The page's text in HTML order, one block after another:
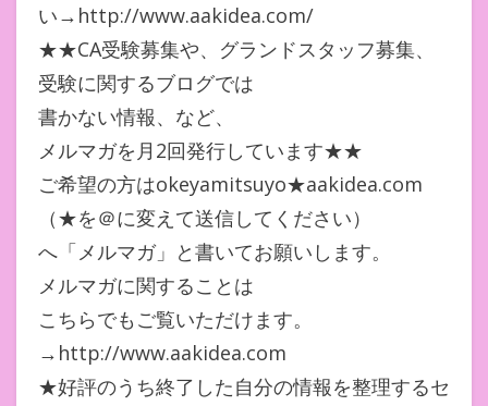
い→http://www.aakidea.com/
★★CA受験募集や、グランドスタッフ募集、
受験に関するブログでは
書かない情報、など、
メルマガを月2回発行しています★★
ご希望の方はokeyamitsuyo★aakidea.com
（★を＠に変えて送信してください）
へ「メルマガ」と書いてお願いします。
メルマガに関することは
こちらでもご覧いただけます。
→http://www.aakidea.com
★好評のうち終了した自分の情報を整理するセ